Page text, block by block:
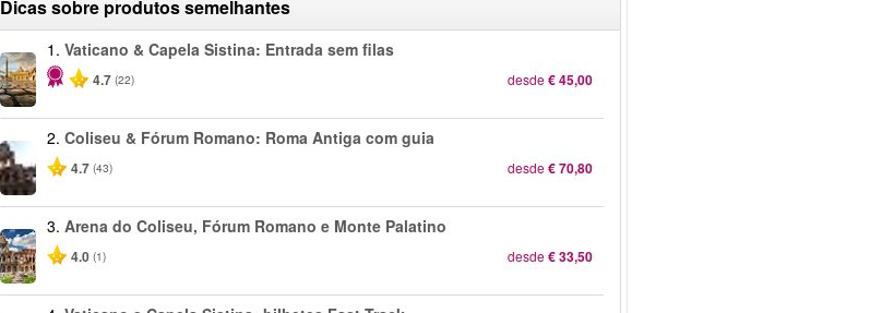
Dicas sobre produtos semelhantes
1.Vaticano & Capela Sistina: Entrada sem filas
4.7 (22) desde€ 45,00
2.Coliseu & Fórum Romano: Roma Antiga com guia
4.7 (43) desde€ 70,80
3.Arena do Coliseu, Fórum Romano e Monte Palatino
4.0 (1) desde€ 33,50